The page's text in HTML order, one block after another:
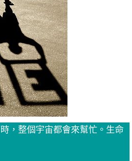
，整個宇宙都會來幫忙。生命